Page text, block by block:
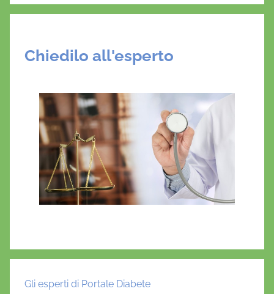
Chiedilo all'esperto
Gli esperti di Portale Diabete